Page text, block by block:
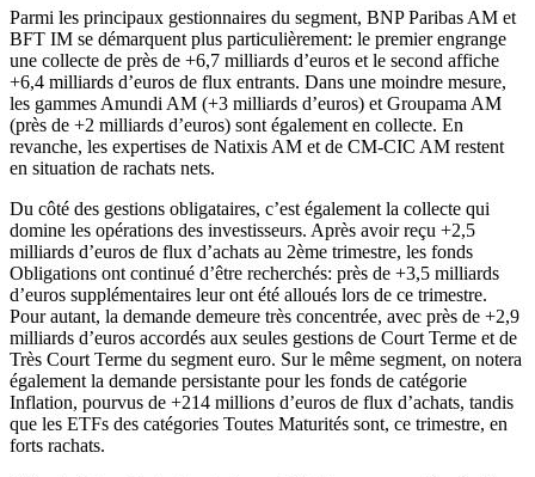
Parmi les principaux gestionnaires du segment, BNP Paribas AM et
BFT IM se démarquent plus particulièrement: le premier engrange
une collecte de près de +6,7 milliards d’euros et le second affiche
+6,4 milliards d’euros de flux entrants. Dans une moindre mesure,
les gammes Amundi AM (+3 milliards d’euros) et Groupama AM
(près de +2 milliards d’euros) sont également en collecte. En
revanche, les expertises de Natixis AM et de CM-CIC AM restent
en situation de rachats nets.
Du côté des gestions obligataires, c’est également la collecte qui
domine les opérations des investisseurs. Après avoir reçu +2,5
milliards d’euros de flux d’achats au 2ème trimestre, les fonds
Obligations ont continué d’être recherchés: près de +3,5 milliards
d’euros supplémentaires leur ont été alloués lors de ce trimestre.
Pour autant, la demande demeure très concentrée, avec près de +2,9
milliards d’euros accordés aux seules gestions de Court Terme et de
Très Court Terme du segment euro. Sur le même segment, on notera
également la demande persistante pour les fonds de catégorie
Inflation, pourvus de +214 millions d’euros de flux d’achats, tandis
que les ETFs des catégories Toutes Maturités sont, ce trimestre, en
forts rachats.